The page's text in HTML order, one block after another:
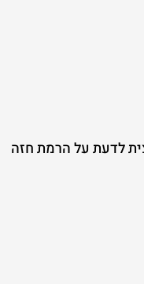
לדעת על הרמת חזה